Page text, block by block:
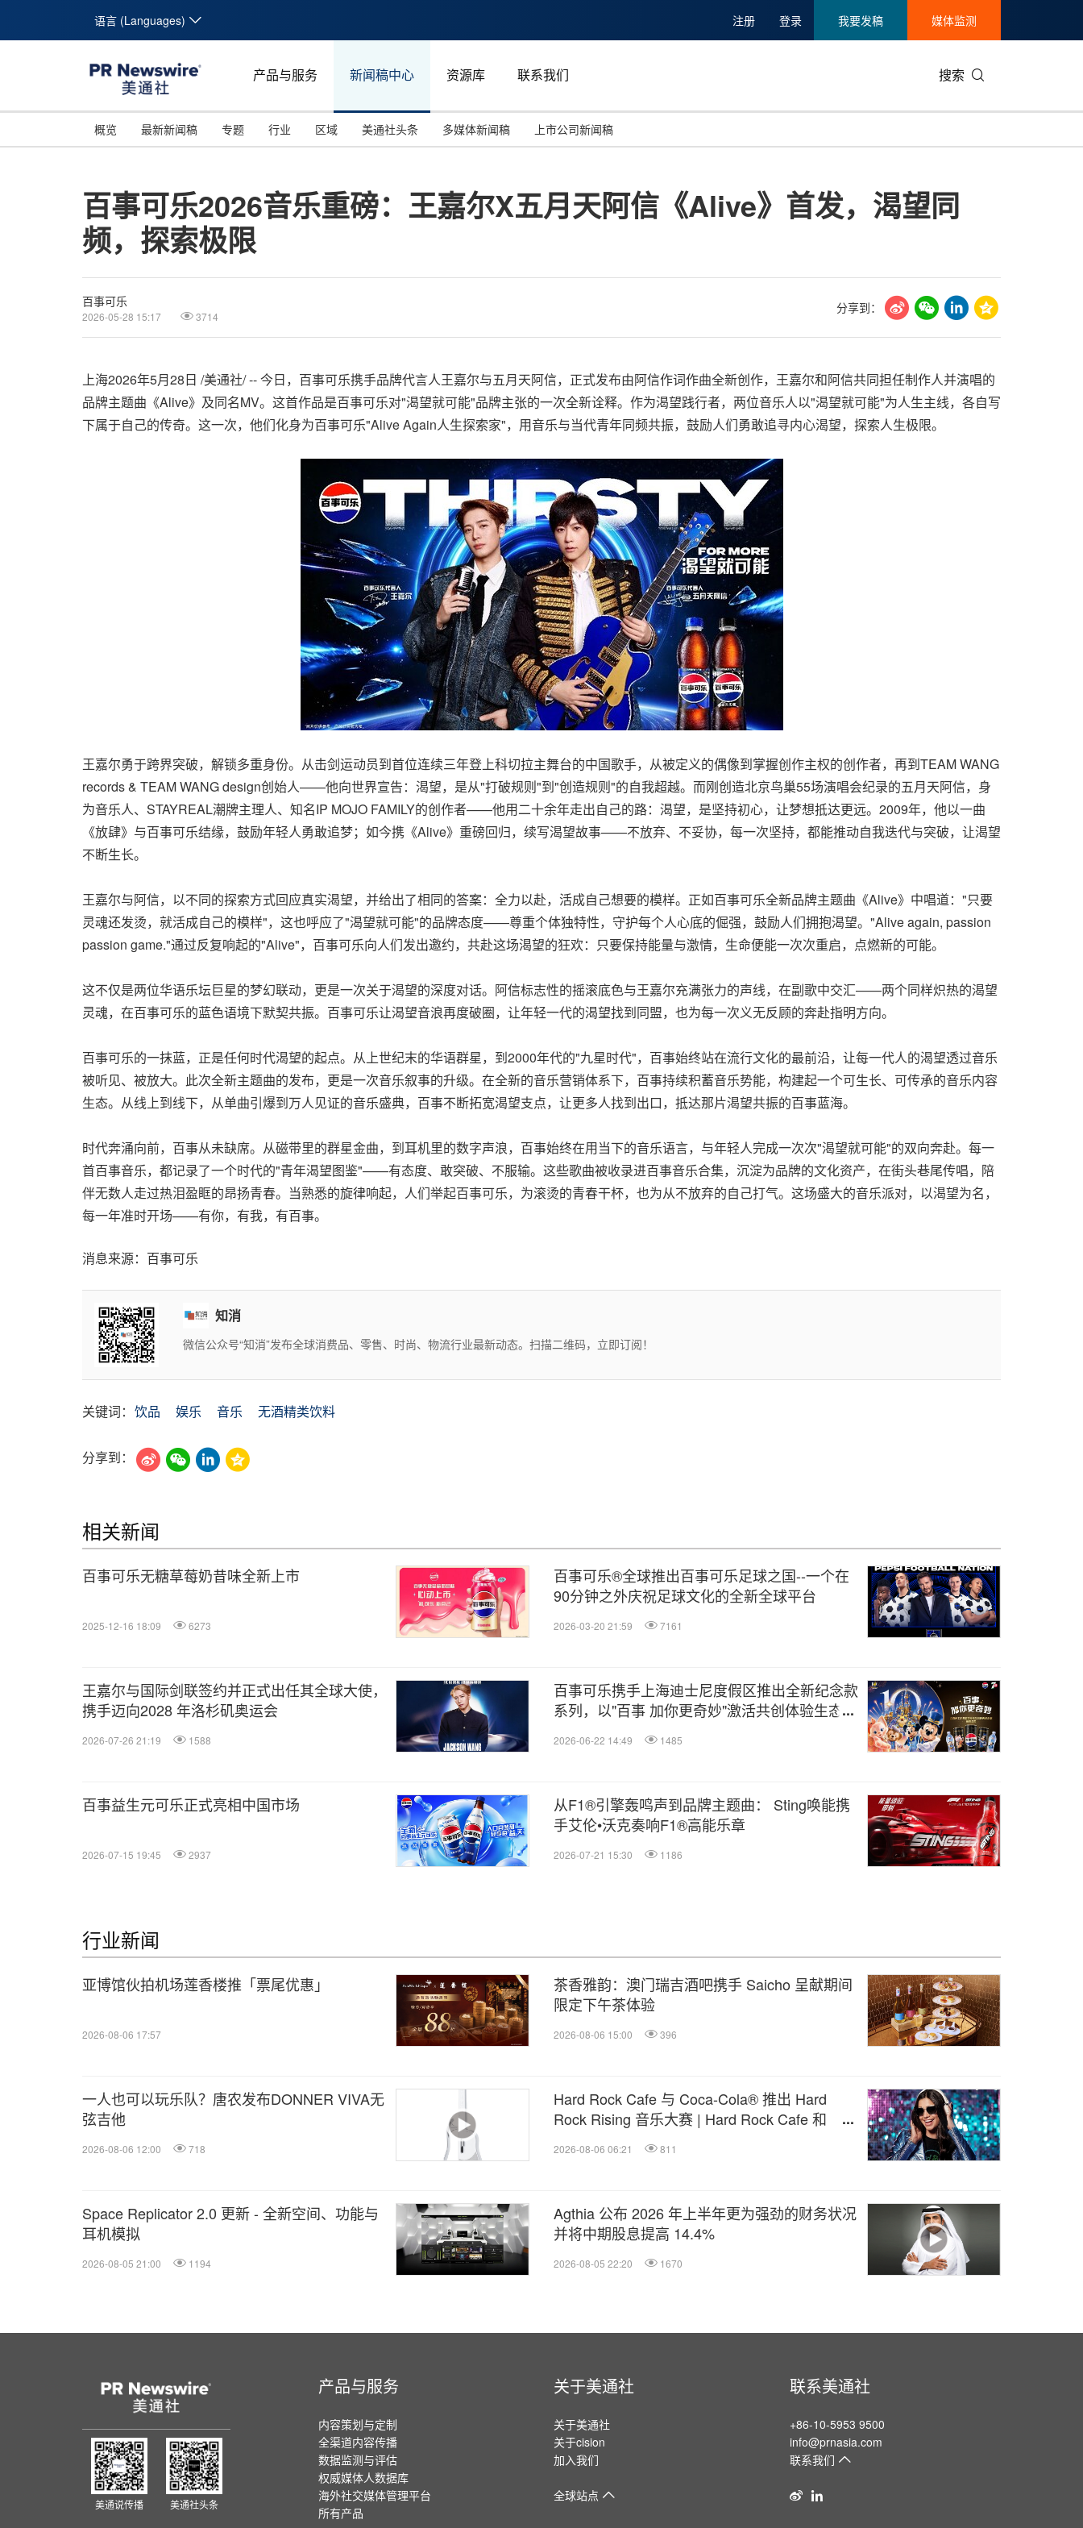
语言 (Languages) 注册 登录 我要发稿 媒体监测
产品与服务 新闻稿中心 资源库 联系我们 搜索
概览 最新新闻稿 专题
投资并购
碳中和
行业
能源化工与环保
娱乐时尚与艺术
区域
马来西亚
新加坡
美通社头条 多媒体新闻稿 上市公司新闻稿
百事可乐2026音乐重磅：王嘉尔X五月天阿信《Alive》首发，渴望同
频，探索极限
百事可乐
2026-05-28 15:17 3714
分享到：
上海2026年5月28日 /美通社/ -- 今日，百事可乐携手品牌代言人王嘉尔与五月天阿信，正式发布由阿信作词作曲全新创作，王嘉尔和阿信共同担任制作人并演唱的
品牌主题曲《Alive》及同名MV。这首作品是百事可乐对"渴望就可能"品牌主张的一次全新诠释。作为渴望践行者，两位音乐人以"渴望就可能"为人生主线，各自写
下属于自己的传奇。这一次，他们化身为百事可乐"Alive Again人生探索家"，用音乐与当代青年同频共振，鼓励人们勇敢追寻内心渴望，探索人生极限。
王嘉尔勇于跨界突破，解锁多重身份。从击剑运动员到首位连续三年登上科切拉主舞台的中国歌手，从被定义的偶像到掌握创作主权的创作者，再到TEAM WANG
records & TEAM WANG design创始人——他向世界宣告：渴望，是从"打破规则"到"创造规则"的自我超越。而刚创造北京鸟巢55场演唱会纪录的五月天阿信，身
为音乐人、STAYREAL潮牌主理人、知名IP MOJO FAMILY的创作者——他用二十余年走出自己的路：渴望，是坚持初心，让梦想抵达更远。2009年，他以一曲
《放肆》与百事可乐结缘，鼓励年轻人勇敢追梦；如今携《Alive》重磅回归，续写渴望故事——不放弃、不妥协，每一次坚持，都能推动自我迭代与突破，让渴望
不断生长。
王嘉尔与阿信，以不同的探索方式回应真实渴望，并给出了相同的答案：全力以赴，活成自己想要的模样。正如百事可乐全新品牌主题曲《Alive》中唱道："只要
灵魂还发烫，就活成自己的模样"，这也呼应了"渴望就可能"的品牌态度——尊重个体独特性，守护每个人心底的倔强，鼓励人们拥抱渴望。"Alive again, passion
passion game."通过反复响起的"Alive"，百事可乐向人们发出邀约，共赴这场渴望的狂欢：只要保持能量与激情，生命便能一次次重启，点燃新的可能。
这不仅是两位华语乐坛巨星的梦幻联动，更是一次关于渴望的深度对话。阿信标志性的摇滚底色与王嘉尔充满张力的声线，在副歌中交汇——两个同样炽热的渴望
灵魂，在百事可乐的蓝色语境下默契共振。百事可乐让渴望音浪再度破圈，让年轻一代的渴望找到同盟，也为每一次义无反顾的奔赴指明方向。
百事可乐的一抹蓝，正是任何时代渴望的起点。从上世纪末的华语群星，到2000年代的"九星时代"，百事始终站在流行文化的最前沿，让每一代人的渴望透过音乐
被听见、被放大。此次全新主题曲的发布，更是一次音乐叙事的升级。在全新的音乐营销体系下，百事持续积蓄音乐势能，构建起一个可生长、可传承的音乐内容
生态。从线上到线下，从单曲引爆到万人见证的音乐盛典，百事不断拓宽渴望支点，让更多人找到出口，抵达那片渴望共振的百事蓝海。
时代奔涌向前，百事从未缺席。从磁带里的群星金曲，到耳机里的数字声浪，百事始终在用当下的音乐语言，与年轻人完成一次次"渴望就可能"的双向奔赴。每一
首百事音乐，都记录了一个时代的"青年渴望图鉴"——有态度、敢突破、不服输。这些歌曲被收录进百事音乐合集，沉淀为品牌的文化资产，在街头巷尾传唱，陪
伴无数人走过热泪盈眶的昂扬青春。当熟悉的旋律响起，人们举起百事可乐，为滚烫的青春干杯，也为从不放弃的自己打气。这场盛大的音乐派对，以渴望为名，
每一年准时开场——有你，有我，有百事。
消息来源：百事可乐
知消
微信公众号“知消”发布全球消费品、零售、时尚、物流行业最新动态。扫描二维码，立即订阅！
关键词： 饮品 娱乐 音乐 无酒精类饮料
分享到：
相关新闻
百事可乐无糖草莓奶昔味全新上市
2025-12-16 18:09 6273
百事可乐®全球推出百事可乐足球之国--一个在
90分钟之外庆祝足球文化的全新全球平台
2026-03-20 21:59 7161
王嘉尔与国际剑联签约并正式出任其全球大使，
携手迈向2028 年洛杉矶奥运会
2026-07-26 21:19 1588
百事可乐携手上海迪士尼度假区推出全新纪念款
系列，以"百事 加你更奇妙"激活共创体验生态，
2026-06-22 14:49 1485
百事益生元可乐正式亮相中国市场
2026-07-15 19:45 2937
从F1®引擎轰鸣声到品牌主题曲： Sting唤能携
手艾伦•沃克奏响F1®高能乐章
2026-07-21 15:30 1186
行业新闻
亚博馆伙拍机场莲香楼推「票尾优惠」
2026-08-06 17:57
茶香雅韵：澳门瑞吉酒吧携手 Saicho 呈献期间
限定下午茶体验
2026-08-06 15:00 396
一人也可以玩乐队？唐农发布DONNER VIVA无
弦吉他
2026-08-06 12:00 718
Hard Rock Cafe 与 Coca-Cola® 推出 Hard
Rock Rising 音乐大赛 | Hard Rock Cafe 和
2026-08-06 06:21 811
Space Replicator 2.0 更新 - 全新空间、功能与
耳机模拟
2026-08-05 21:00 1194
Agthia 公布 2026 年上半年更为强劲的财务状况
并将中期股息提高 14.4%
2026-08-05 22:20 1670
美通说传播 美通社头条
产品与服务
内容策划与定制
全渠道内容传播
数据监测与评估
权威媒体人数据库
海外社交媒体管理平台
所有产品
关于美通社
关于美通社
关于cision
加入我们
全球站点
联系美通社
+86-10-5953 9500
info@prnasia.com
联系我们